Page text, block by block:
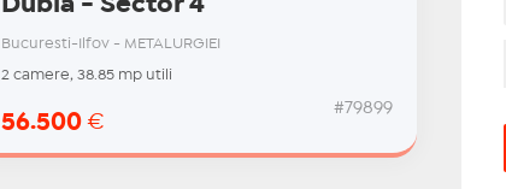
Dubla - Sector 4
Bucuresti-Ilfov - METALURGIEI
2 camere, 38.85 mp utili
56.500€
#79899